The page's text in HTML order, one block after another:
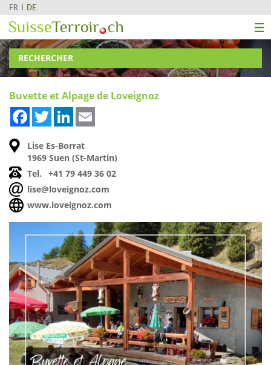
FR DE
RECHERCHER
Buvette et Alpage de Loveignoz
FacebookTwitterLinkedIn
Lise Es-Borrat
1969 Suen (St-Martin)
Tel.
+41 79 449 36 02
lise@loveignoz.com
www.loveignoz.com